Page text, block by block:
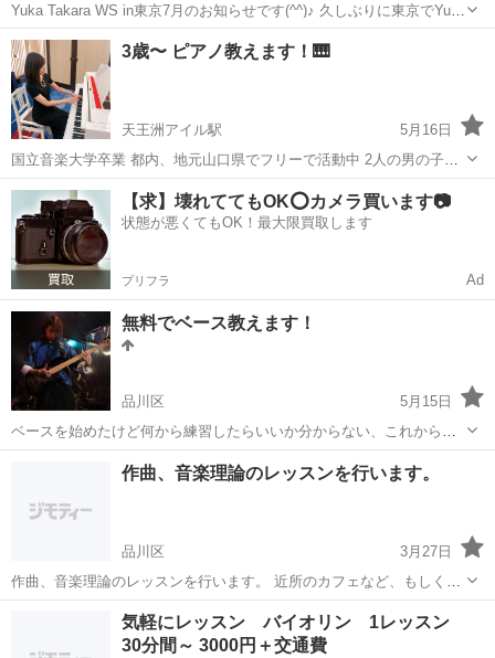
Yuka Takara WS in東京7月のお知らせです(^^)♪ 久しぶりに東京でYuka
のWSを行います！ お昼から夕方まで盛りだくさんのインテンシブWS
となっております！ 初心者〜経験者までどなたでも受講大歓迎で...
東京 品川区 ボーカル アクティング
3歳〜 ピアノ教えます！🎹
天王洲アイル駅
5月16日
国立音楽大学卒業 都内、地元山口県でフリーで活動中 2人の男の子の
ママです👩🏻 ピアノ教室を再開したく、再投稿することにいたしまし
た。 クラシックを中心に、ディズニー、J-pop、ジャズアレンジ曲な
どなど弾いてみたい曲が...
東京 品川区 天王洲アイル駅 音楽 3歳
【求】壊れててもOK⭕️カメラ買います📷
状態が悪くてもOK！最大限買取します
プリフラ Ad
無料でベース教えます！
品川区
5月15日
ベースを始めたけど何から練習したらいいか分からない、これからベ
ースを始めたいけど誰かに相談に乗ってほしい、 そんな方のお手伝い
をさせて下さい！ 自分が楽器を始める時に苦しんだ経験をさせたくな
ベース 手伝い
作曲、音楽理論のレッスンを行います。
品川区
3月27日
作曲、音楽理論のレッスンを行います。 近所のカフェなど、もしくは
私の自宅(音出しはヘッドホンをすれば可能、電子ピアノなどあります)
にきていただいても構いません。 大人の方は3,000円/60mくらい、小
中高生は無料(※親...
品川区 音楽 音楽理論
気軽にレッスン バイオリン 1レッスン
30分間～ 3000円＋交通費